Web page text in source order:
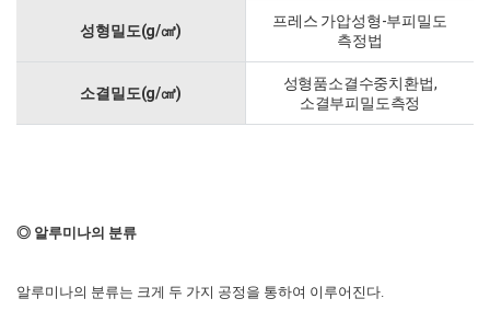
성형밀도(g/㎤)
프레스 가압성형-부피밀도
측정법
소결밀도(g/㎤)
성형품소결수중치환법,
소결부피밀도측정
◎ 알루미나의 분류
알루미나의 분류는 크게 두 가지 공정을 통하여 이루어진다.